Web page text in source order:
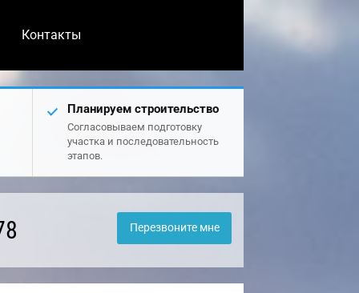
Контакты
Планируем строительство
Согласовываем подготовку
участка и последовательность
этапов.
Перезвоните мне